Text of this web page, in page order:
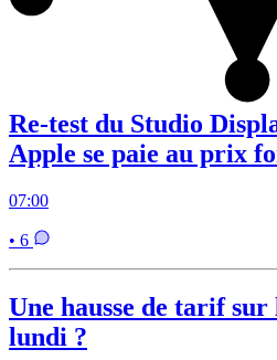
Re-test du Studio
Apple se paie au prix
07:00
• 6
Une hausse de tarif sur
lundi ?